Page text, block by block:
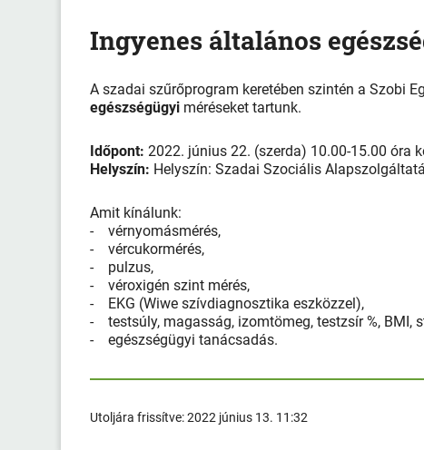
Ingyenes általános
A szadai szűrőprogram keretében szintén a Szobi
egészségügyi méréseket tartunk.
Időpont: 2022. június 22. (szerda) 10.00-15.00 óra
Helyszín: Helyszín: Szadai Szociális
Amit kínálunk:
- vérnyomásmérés,
- vércukormérés,
- pulzus,
- véroxigén szint mérés,
- EKG (Wiwe szívdiagnosztika eszközzel),
- testsúly, magasság, izomtömeg, testzsír %, BMI,
- egészségügyi tanácsadás.
Utoljára frissítve:2022 június 13. 11:32